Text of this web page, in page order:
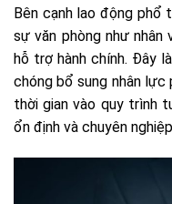
Bên cạnh lao động phổ
sự văn phòng như nhân
hỗ trợ hành chính. Đây
chóng bổ sung nhân lực
thời gian vào quy trình
ổn định và chuyên